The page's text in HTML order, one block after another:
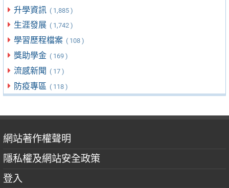
升學資訊 ( 1,885 )
生涯發展 ( 1,742 )
學習歷程檔案 ( 108 )
獎助學金 ( 169 )
流感新聞 ( 17 )
防疫專區 ( 118 )
網站著作權聲明
隱私權及網站安全政策
登入